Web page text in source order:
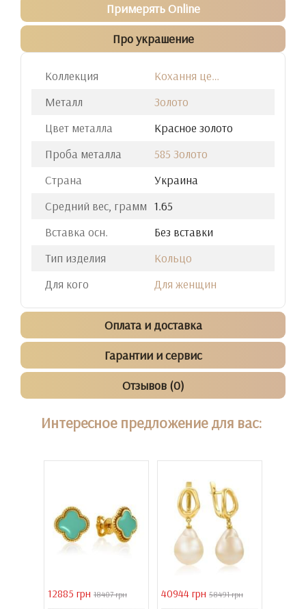
Примерять Online
Про украшение
Коллекция
Кохання це…
Металл
Золото
Цвет металла
Красное золото
Проба металла
585 Золото
Страна
Украина
Средний вес, грамм 1.65
Вставка осн.
Без вставки
Тип изделия
Кольцо
Для кого
Для женщин
Оплата и доставка
Гарантии и сервис
Отзывов (0)
Интересное предложение для вас:
12885 грн 18407 грн 40944 грн 58491 грн